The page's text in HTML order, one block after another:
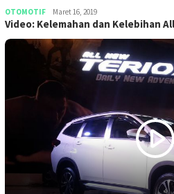
OTOMOTIF Darmanto
Maret 16, 2019
Video: Kelemahan dan Kelebihan